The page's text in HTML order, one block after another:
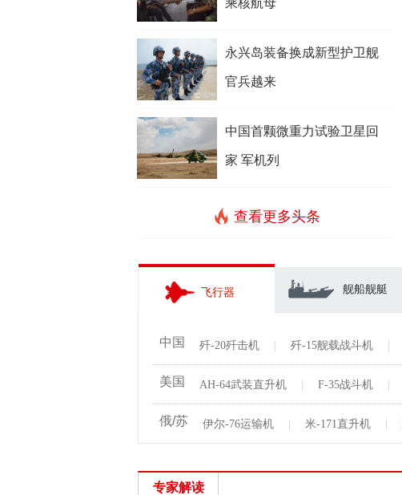
乘核航母
永兴岛装备换成新型护卫舰
官兵越来
中国首颗微重力试验卫星回
家 军机列
查看更多头条
飞行器 舰船舰艇
中国 歼-20歼击机 歼-15舰载战斗机
美国 AH-64武装直升机 F-35战斗机
俄/苏 伊尔-76运输机 米-171直升机
专家解读